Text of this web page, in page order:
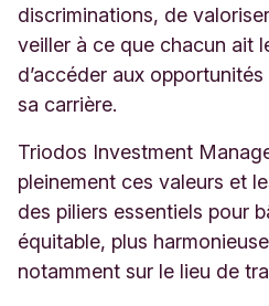
discriminations, de
veiller à ce que chacun ait
d’accéder aux
sa carrière.
Triodos Investment
pleinement ces valeurs et
des piliers essentiels pour
équitable, plus
notamment sur le lieu de